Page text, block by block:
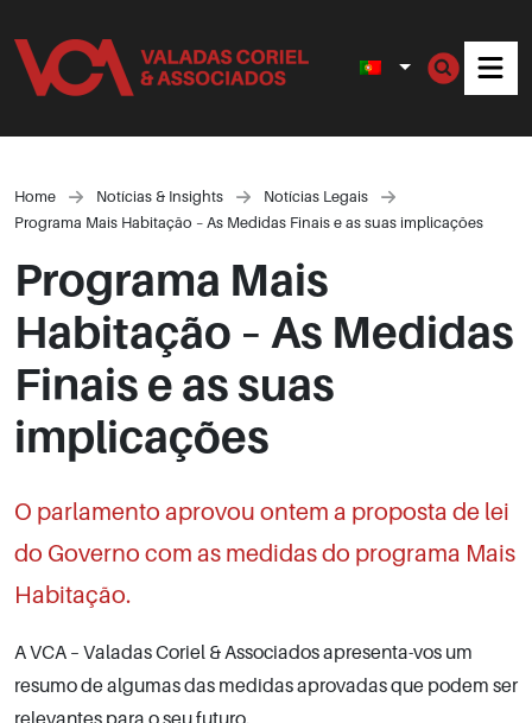
Home Notícias & Insights
Notícias Legais
Programa Mais Habitação – As Medidas Finais e as suas implicações
Programa Mais
Habitação – As Medidas
Finais e as suas
implicações
O parlamento aprovou ontem a proposta de lei
do Governo com as medidas do programa Mais
Habitação.
A VCA – Valadas Coriel & Associados apresenta-vos um
resumo de algumas das medidas aprovadas que podem ser
relevantes para o seu futuro.